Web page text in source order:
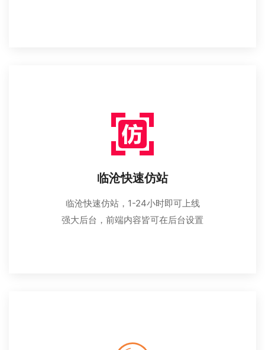
临沧快速仿站
临沧快速仿站，1-24小时即可上线
强大后台，前端内容皆可在后台设置